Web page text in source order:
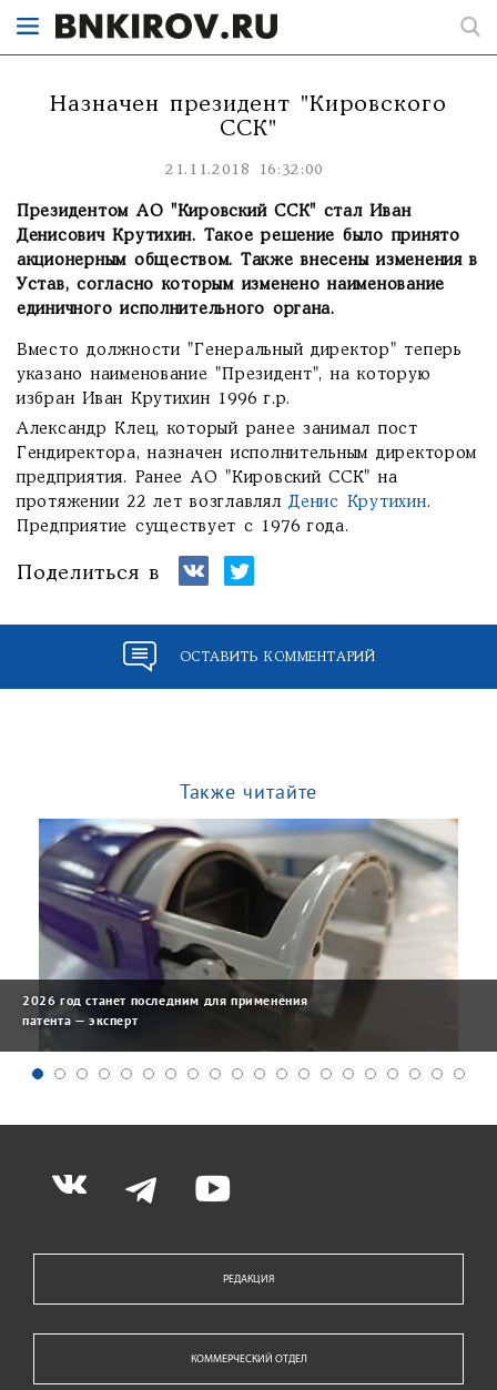
Назначен президент "Кировского
ССК"
21.11.2018 16:32:00
Президентом АО "Кировский ССК" стал Иван
Денисович Крутихин. Такое решение было принято
акционерным обществом. Также внесены изменения в
Устав, согласно которым изменено наименование
единичного исполнительного органа.
Вместо должности "Генеральный директор" теперь
указано наименование "Президент", на которую
избран Иван Крутихин 1996 г.р.
Александр Клец, который ранее занимал пост
Гендиректора, назначен исполнительным директором
предприятия. Ранее АО "Кировский ССК" на
протяжении 22 лет возглавлялДенис Крутихин.
Предприятие существует с 1976 года.
Поделиться в
ОСТАВИТЬ КОММЕНТАРИЙ
Также читайте
2026 год станет последним для применения
патента — эксперт
РЕДАКЦИЯ
КОММЕРЧЕСКИЙ ОТДЕЛ